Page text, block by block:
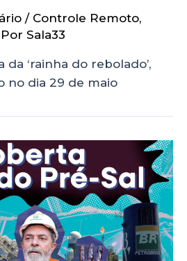
/ Controle Remoto,
Sala33
da ‘rainha do rebolado’,
no dia 29 de maio